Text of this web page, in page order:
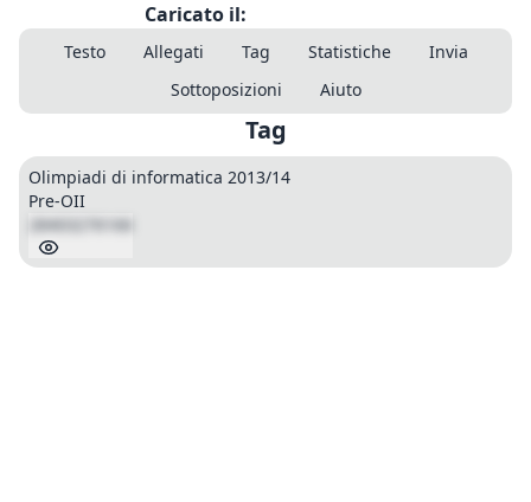
Caricato il:
Testo Allegati Tag Statistiche
Invia
Sottoposizioni
Aiuto
Tag
Olimpiadi di informatica 2013/14
Pre-OII
28403276166